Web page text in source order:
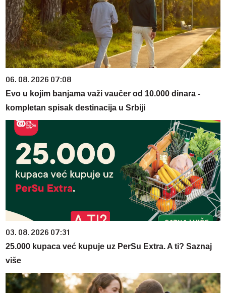
06. 08. 2026 07:08
Evo u kojim banjama važi vaučer od 10.000 dinara -
kompletan spisak destinacija u Srbiji
03. 08. 2026 07:31
25.000 kupaca već kupuje uz PerSu Extra. A ti? Saznaj
više